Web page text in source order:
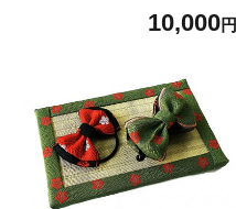
10,000円